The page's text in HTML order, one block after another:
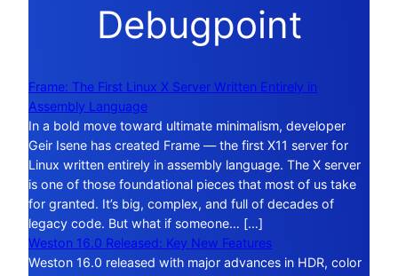
Debugpoint
Frame: The First Linux X Server Written Entirely in
Assembly Language
In a bold move toward ultimate minimalism, developer
Geir Isene has created Frame — the first X11 server for
Linux written entirely in assembly language. The X server
is one of those foundational pieces that most of us take
for granted. It’s big, complex, and full of decades of
legacy code. But what if someone… […]
Weston 16.0 Released: Key New Features
Weston 16.0 released with major advances in HDR, color